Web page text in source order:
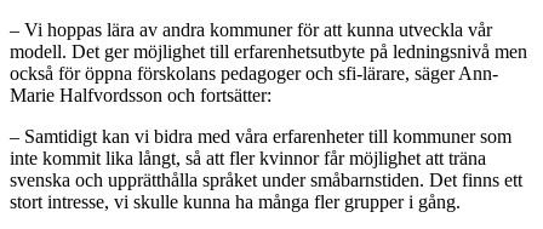
– Vi hoppas lära av andra kommuner för att kunna utveckla vår
modell. Det ger möjlighet till erfarenhetsutbyte på ledningsnivå men
också för öppna förskolans pedagoger och sfi-lärare, säger Ann-
Marie Halfvordsson och fortsätter:
– Samtidigt kan vi bidra med våra erfarenheter till kommuner som
inte kommit lika långt, så att fler kvinnor får möjlighet att träna
svenska och upprätthålla språket under småbarnstiden. Det finns ett
stort intresse, vi skulle kunna ha många fler grupper i gång.